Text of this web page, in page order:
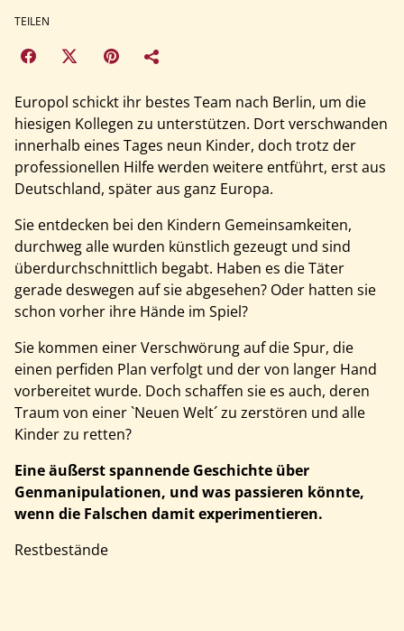
TEILEN
Europol schickt ihr bestes Team nach Berlin, um die
hiesigen Kollegen zu unterstützen. Dort verschwanden
innerhalb eines Tages neun Kinder, doch trotz der
professionellen Hilfe werden weitere entführt, erst aus
Deutschland, später aus ganz Europa.
Sie entdecken bei den Kindern Gemeinsamkeiten,
durchweg alle wurden künstlich gezeugt und sind
überdurchschnittlich begabt. Haben es die Täter
gerade deswegen auf sie abgesehen? Oder hatten sie
schon vorher ihre Hände im Spiel?
Sie kommen einer Verschwörung auf die Spur, die
einen perfiden Plan verfolgt und der von langer Hand
vorbereitet wurde. Doch schaffen sie es auch, deren
Traum von einer `Neuen Welt´ zu zerstören und alle
Kinder zu retten?
Eine äußerst spannende Geschichte über
Genmanipulationen, und was passieren könnte,
wenn die Falschen damit experimentieren.
Restbestände